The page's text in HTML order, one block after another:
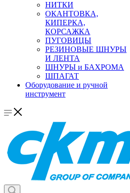
НИТКИ
ОКАНТОВКА,
КИПЕРКА,
КОРСАЖКА
ПУГОВИЦЫ
РЕЗИНОВЫЕ ШНУРЫ
И ЛЕНТА
ШНУРЫ и БАХРОМА
ШПАГАТ
Оборудование и ручной
инструмент